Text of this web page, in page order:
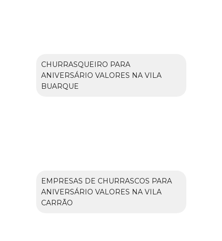
CHURRASQUEIRO PARA
ANIVERSÁRIO VALORES NA VILA
BUARQUE
EMPRESAS DE CHURRASCOS PARA
ANIVERSÁRIO VALORES NA VILA
CARRÃO